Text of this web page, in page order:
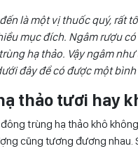
là một vị thuốc quý, rất
mục đích. Ngâm rượu
hạ thảo. Vậy ngâm
đây để có được một
thảo tươi hay
trùng hạ thảo khô
cũng tương đương